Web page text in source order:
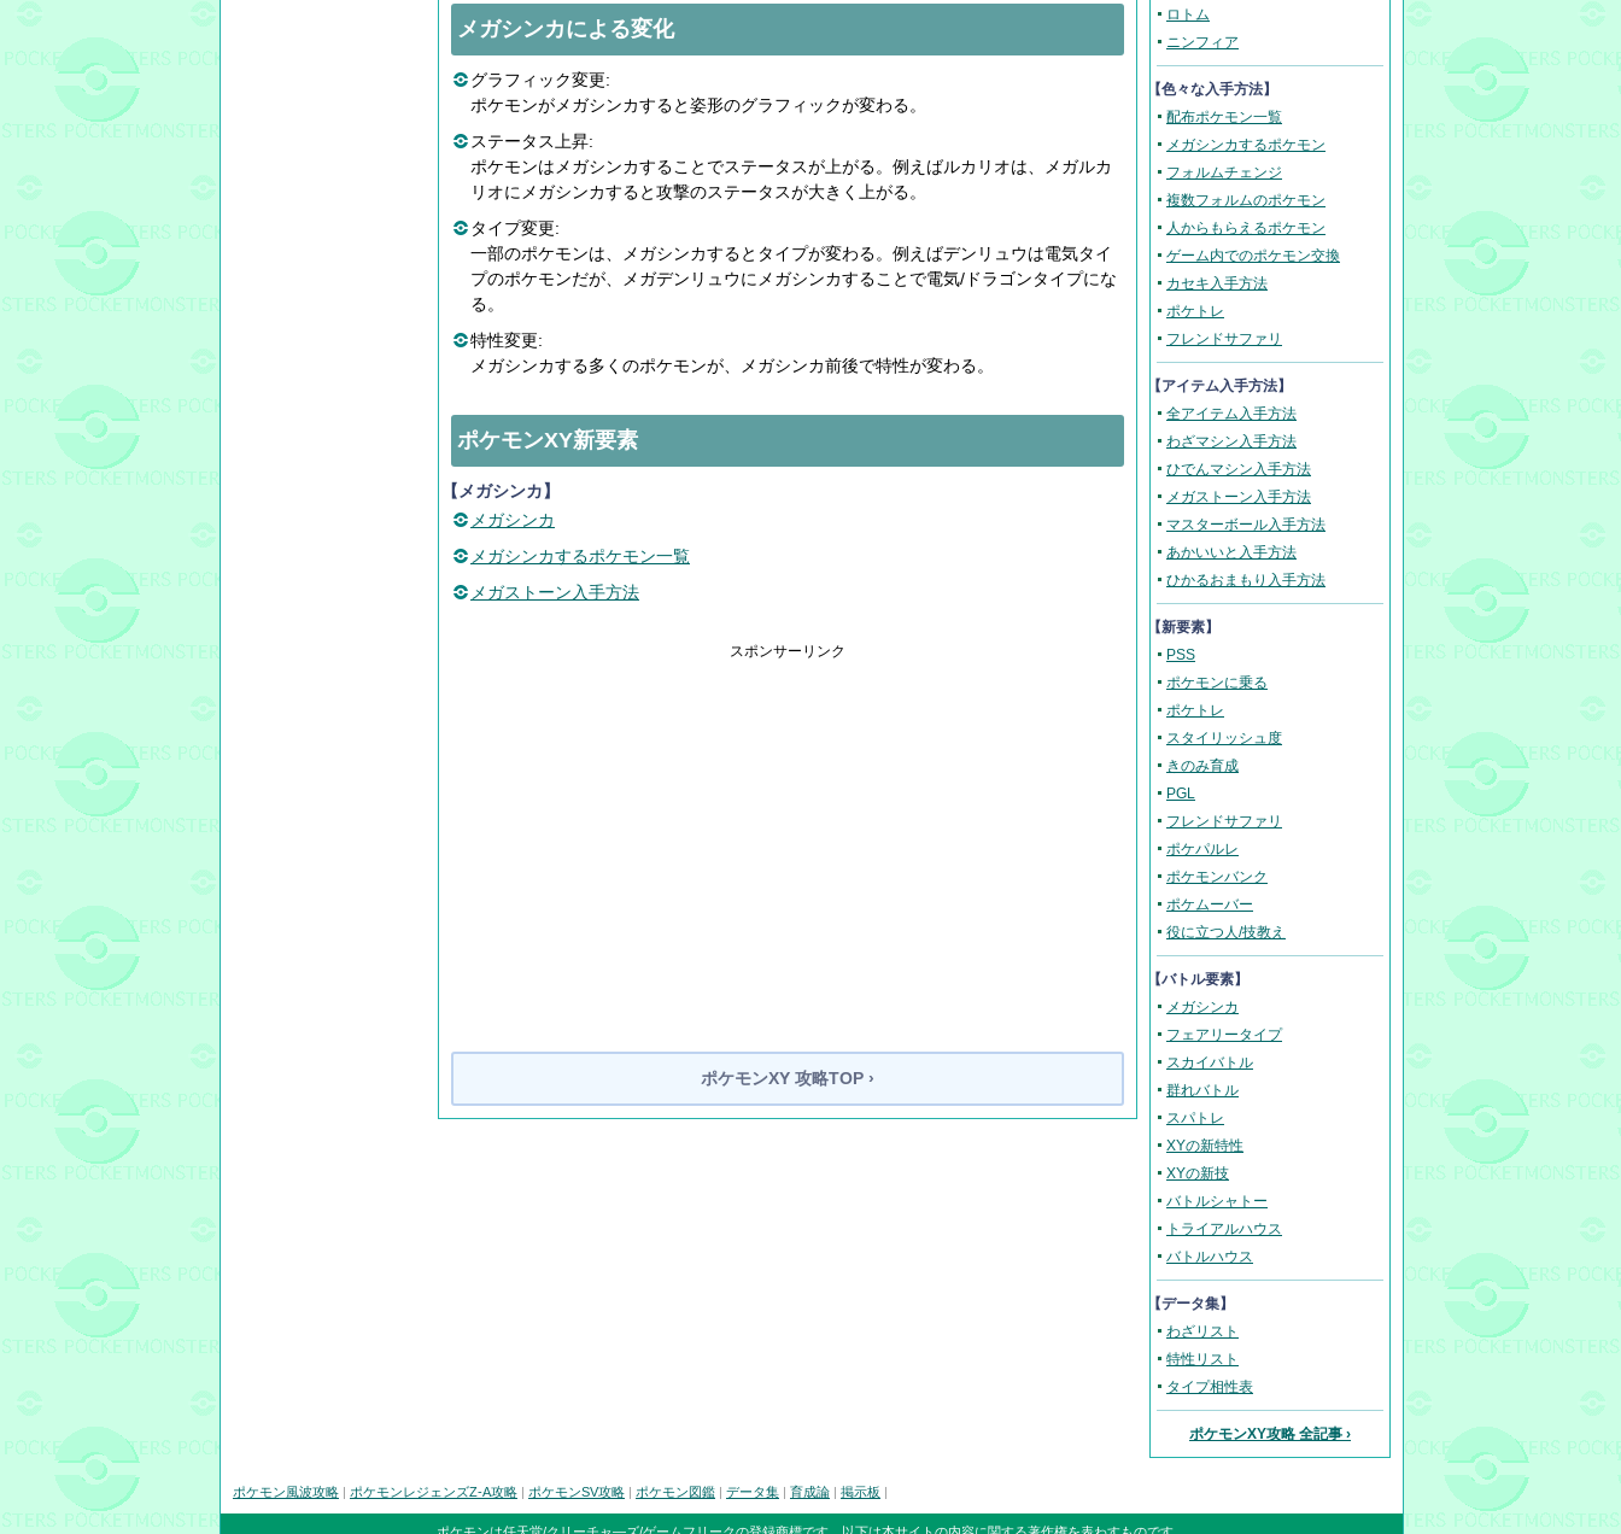
メガシンカによる変化
グラフィック変更:
ポケモンがメガシンカすると姿形のグラフィックが変わる。
ステータス上昇:
ポケモンはメガシンカすることでステータスが上がる。例えばルカリオは、メガルカ
リオにメガシンカすると攻撃のステータスが大きく上がる。
タイプ変更:
一部のポケモンは、メガシンカするとタイプが変わる。例えばデンリュウは電気タイ
プのポケモンだが、メガデンリュウにメガシンカすることで電気/ドラゴンタイプにな
る。
特性変更:
メガシンカする多くのポケモンが、メガシンカ前後で特性が変わる。
ポケモンXY新要素
【メガシンカ】
メガシンカ
メガシンカするポケモン一覧
メガストーン入手方法
スポンサーリンク
ポケモンXY 攻略TOP ›
ロトム
ニンフィア
【色々な入手方法】
配布ポケモン一覧
メガシンカするポケモン
フォルムチェンジ
複数フォルムのポケモン
人からもらえるポケモン
ゲーム内でのポケモン交換
カセキ入手方法
ポケトレ
フレンドサファリ
【アイテム入手方法】
全アイテム入手方法
わざマシン入手方法
ひでんマシン入手方法
メガストーン入手方法
マスターボール入手方法
あかいいと入手方法
ひかるおまもり入手方法
【新要素】
PSS
ポケモンに乗る
ポケトレ
スタイリッシュ度
きのみ育成
PGL
フレンドサファリ
ポケパルレ
ポケモンバンク
ポケムーバー
役に立つ人/技教え
【バトル要素】
メガシンカ
フェアリータイプ
スカイバトル
群れバトル
スパトレ
XYの新特性
XYの新技
バトルシャトー
トライアルハウス
バトルハウス
【データ集】
わざリスト
特性リスト
タイプ相性表
ポケモンXY攻略 全記事 ›
ポケモン風波攻略 | ポケモンレジェンズZ-A攻略 | ポケモンSV攻略 | ポケモン図鑑 | データ集 | 育成論 | 掲示板 |